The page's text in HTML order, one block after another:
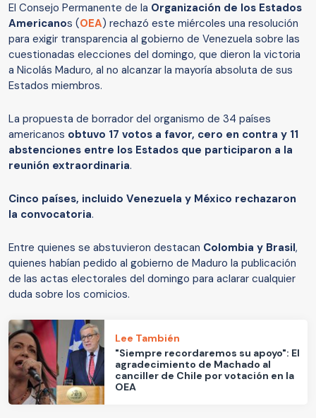
El Consejo Permanente de la Organización de los Estados
Americanos (OEA) rechazó este miércoles una resolución
para exigir transparencia al gobierno de Venezuela sobre las
cuestionadas elecciones del domingo, que dieron la victoria
a Nicolás Maduro, al no alcanzar la mayoría absoluta de sus
Estados miembros.
La propuesta de borrador del organismo de 34 países
americanos obtuvo 17 votos a favor, cero en contra y 11
abstenciones entre los Estados que participaron a la
reunión extraordinaria.
Cinco países, incluido Venezuela y México rechazaron
la convocatoria.
Entre quienes se abstuvieron destacan Colombia y Brasil,
quienes habían pedido al gobierno de Maduro la publicación
de las actas electorales del domingo para aclarar cualquier
duda sobre los comicios.
Lee También
"Siempre recordaremos su apoyo": El
agradecimiento de Machado al
canciller de Chile por votación en la
OEA